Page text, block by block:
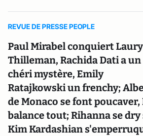
REVUE DE PRESSE PEOPLE
Paul Mirabel conquiert Laury
Thilleman, Rachida Dati a un
chéri mystère, Emily
Ratajkowski un frenchy;
de Monaco se font
balance tout; Rihanna se
Kim Kardashian